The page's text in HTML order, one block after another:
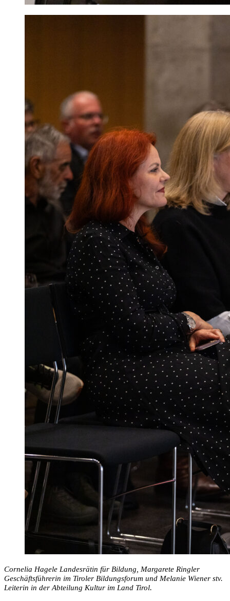
Cornelia Hagele Landesrätin für Bildung, Margarete Ringler
Geschäftsführerin im Tiroler Bildungsforum und Melanie Wiener stv.
Leiterin in der Abteilung Kultur im Land Tirol.